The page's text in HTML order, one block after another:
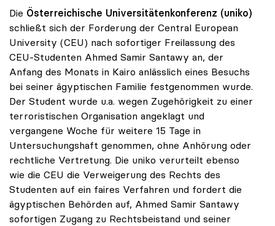
Die Österreichische Universitätenkonferenz (uniko)
schließt sich der Forderung der Central European
University (CEU) nach sofortiger Freilassung des
CEU-Studenten Ahmed Samir Santawy an, der
Anfang des Monats in Kairo anlässlich eines Besuchs
bei seiner ägyptischen Familie festgenommen wurde.
Der Student wurde u.a. wegen Zugehörigkeit zu einer
terroristischen Organisation angeklagt und
vergangene Woche für weitere 15 Tage in
Untersuchungshaft genommen, ohne Anhörung oder
rechtliche Vertretung. Die uniko verurteilt ebenso
wie die CEU die Verweigerung des Rechts des
Studenten auf ein faires Verfahren und fordert die
ägyptischen Behörden auf, Ahmed Samir Santawy
sofortigen Zugang zu Rechtsbeistand und seiner